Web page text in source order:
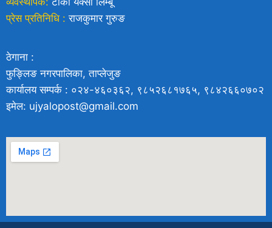
प्रेस प्रतिनिधि : राजकुमार गुरुङ
ठेगाना :
फुङ्लिङ नगरपालिका, ताप्लेजुङ
कार्यालय सम्पर्क : ०२४-४६०३६२, ९८५२६८१७६५, ९८४२६६०७०२
इमेल: ujyalopost@gmail.com